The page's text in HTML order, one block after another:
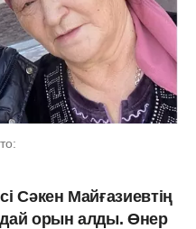
Сәкен Майғазиевтің
орын алды. Өнер